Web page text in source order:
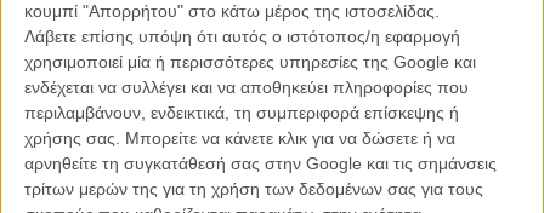
κουμπί "Απορρήτου" στο κάτω μέρος της ιστοσελίδας.
Λάβετε επίσης υπόψη ότι αυτός ο ιστότοπος/η εφαρμογή
χρησιμοποιεί μία ή περισσότερες υπηρεσίες της Google και
ενδέχεται να συλλέγει και να αποθηκεύει πληροφορίες που
περιλαμβάνουν, ενδεικτικά, τη συμπεριφορά επίσκεψης ή
χρήσης σας. Μπορείτε να κάνετε κλικ για να δώσετε ή να
αρνηθείτε τη συγκατάθεσή σας στην Google και τις σημάνσεις
τρίτων μερών της για τη χρήση των δεδομένων σας για τους
CONNECT
Εγγράψου στο εβδομαδιαίο newsletter μας.
ΕΓΓΡΑΦΗ
Θέλω να λαμβάνω τα newsletter σας.